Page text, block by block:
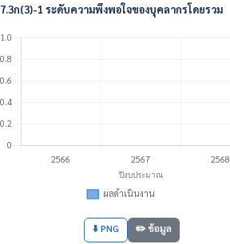
7.3ก(3)-1 ระดับความพึงพอใจของบุคลากรโดยรวม
⬇️ PNG ✏️ ข้อมูล